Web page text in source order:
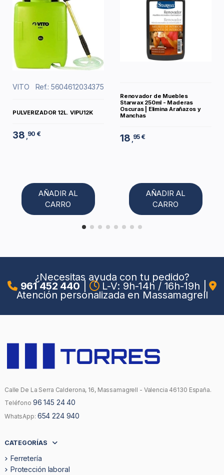
VITO Ref.: 5604612034375
PULVERIZADOR 12L. VIPU12K
38 90 €
AÑADIR AL
CARRO
Renovador de Muebles
Starwax 250ml - Maderas
Oscuras | Elimina Arañazos y
Manchas
18 95 €
AÑADIR AL
CARRO
¿Necesitas ayuda con tu pedido?
961 452 440 L-V: 9h-14h / 16h-19h
Atención personalizada en Massamagrell
Calle De La Serra Calderona, 16, Massamagrell - Valencia 46130 España.
Teléfono 96 145 24 40
WhatsApp: 654 224 940
CATEGORÍAS
Ferretería
Protección laboral